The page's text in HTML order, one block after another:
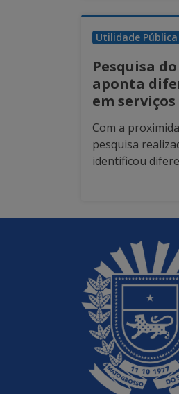
Utilidade Pública
Pesquisa
aponta
em serviços
Com a
pesquisa
identificou